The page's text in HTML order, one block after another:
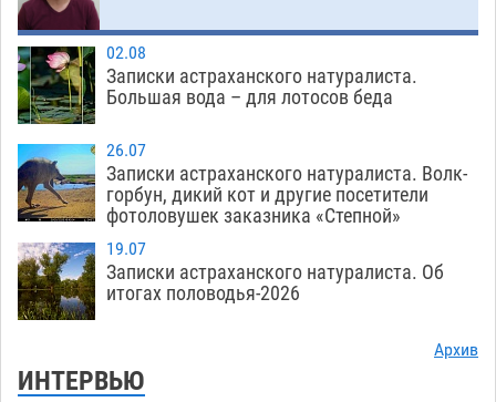
02.08
Записки астраханского натуралиста.
Большая вода – для лотосов беда
26.07
Записки астраханского натуралиста. Волк-
горбун, дикий кот и другие посетители
фотоловушек заказника «Степной»
19.07
Записки астраханского натуралиста. Об
итогах половодья-2026
Архив
ИНТЕРВЬЮ